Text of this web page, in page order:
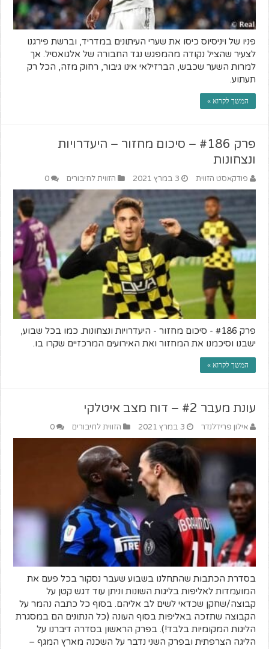
פניו של ויניסיוס כיסו את שערי העיתונים במדריד, וברשת פירגנו
לצעיר שהציל נקודה מהמפגש נגד החבורה של אלגואסיל. אך
למרות השער שכבש, הברזילאי אינו גיבור, רחוק מזה, הכל רק
תעתוע.
המשך לקרוא »
פרק #186 – סיכום מחזור – היעדרויות
ונצחונות
פודקאסט הזווית 3 במרץ 2021 הזווית לחיבורים 0
פרק #186 - סיכום מחזור - היעדרויות ונצחונות. כמו בכל שבוע,
ישבנו וסיכמנו את המחזור ואת האירועים המרכזיים שקרו בו.
המשך לקרוא »
עונת מעבר #2 – דוח מצב איטלקי
אילון פרידלנדר 3 במרץ 2021 הזווית לחיבורים 0
בסדרת הכתבות שהתחלנו בשבוע שעבר נסקור בכל פעם את
המועמדות לאליפות בליגות השונות וניתן עוד דגש קטן על
קבוצה/שחקן שכדאי לשים לב אליהם. בסוף כל כתבה נהמר על
הקבוצה שתזכה באליפות בסוף העונה (כל הנתונים הם במסגרת
הליגות המקומיות בלבד!). בפרק הראשון בסדרה דיברנו על
הליגה הצרפתית ובפרק השני נדבר על השכנה מארץ המגף –